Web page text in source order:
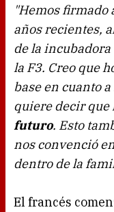
"Hemos firmado
años recientes,
de la
la F3. Creo que
base en cuanto
quiere decir que
futuro. Esto
nos convenció
dentro de la
El francés